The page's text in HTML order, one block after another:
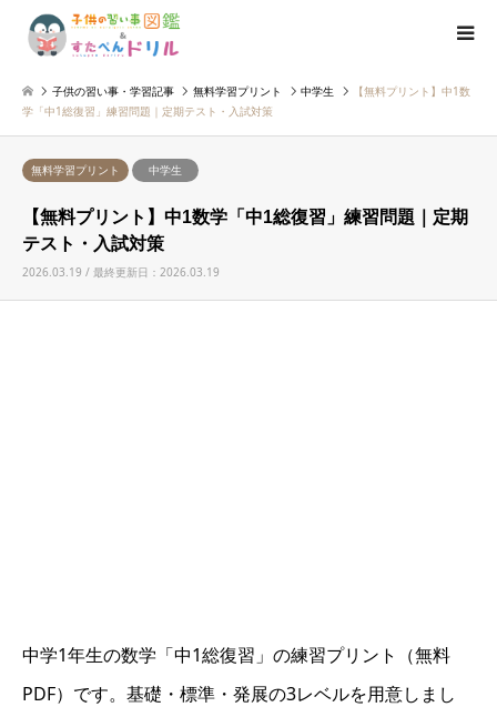
子供の習い事・学習記事 無料学習プリント 中学生
【無料プリント】中1数
学「中1総復習」練習問題｜定期テスト・入試対策
無料学習プリント 中学生
【無料プリント】中1数学「中1総復習」練習問題｜定期
テスト・入試対策
2026.03.19 / 最終更新日：2026.03.19
中学1年生の数学「中1総復習」の練習プリント（無料
PDF）です。基礎・標準・発展の3レベルを用意しまし